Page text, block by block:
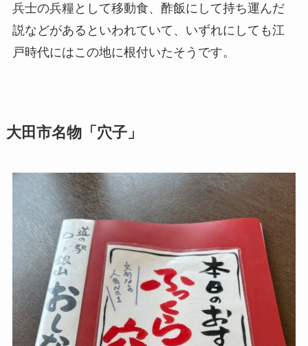
兵士の兵糧として移動食、酢飯にして持ち運んだ
説などがあるといわれていて、いずれにしても江
戸時代にはこの地に根付いたそうです。
大田市名物「穴子」